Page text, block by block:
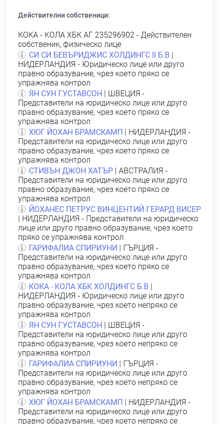
Действителни собственици:
КОКА - КОЛА ХБК АГ 235296902 - Действителен
собственик, физическо лице
СИ СИ БЕВЪРИДЖИС ХОЛДИНГС II Б.В
НИДЕРЛАНДИЯ - Юридическо лице или друго
правно образувание, чрез което пряко се
упражнява контрол
ЯН СУН ГУСТАВСОН
| ШВЕЦИЯ -
Представители на юридическо лице или друго
правно образувание, чрез което пряко се
упражнява контрол
ХЮГ ЙОХАН БРАМСКАМП
| НИДЕРЛАНДИЯ -
Представители на юридическо лице или друго
правно образувание, чрез което пряко се
упражнява контрол
СТИВЪН ДЖОН ХАТЪР | АВСТРАЛИЯ -
Представители на юридическо лице или друго
правно образувание, чрез което пряко се
упражнява контрол
ЙОХАНЕС ПЕТРУС ВИНЦЕНТИЙ ГЕРАРД ВИСЕР
| НИДЕРЛАНДИЯ - Представители на юридическо
лице или друго правно образувание, чрез което
пряко се упражнява контрол
ГАРИФАЛИА СПИРИУНИ
| ГЪРЦИЯ -
Представители на юридическо лице или друго
правно образувание, чрез което пряко се
упражнява контрол
КОКА - КОЛА ХБК ХОЛДИНГС Б.В
НИДЕРЛАНДИЯ - Юридическо лице или друго
правно образувание, чрез което непряко се
упражнява контрол
ЯН СУН ГУСТАВСОН
| ШВЕЦИЯ -
Представители на юридическо лице или друго
правно образувание, чрез което непряко се
упражнява контрол
ГАРИФАЛИА СПИРИУНИ
| ГЪРЦИЯ -
Представители на юридическо лице или друго
правно образувание, чрез което непряко се
упражнява контрол
ХЮГ ЙОХАН БРАМСКАМП
| НИДЕРЛАНДИЯ -
Представители на юридическо лице или друго
правно образувание, чрез което непряко се